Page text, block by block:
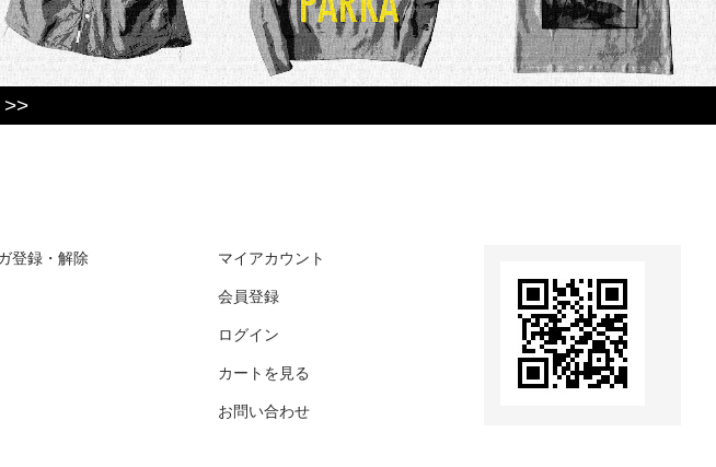
>>
登録・解除 マイアカウント
会員登録
ログイン
カートを見る
お問い合わせ